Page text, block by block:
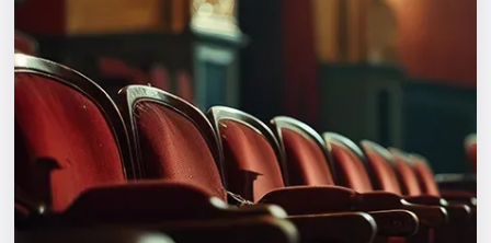
Города
Площадки
Артисты